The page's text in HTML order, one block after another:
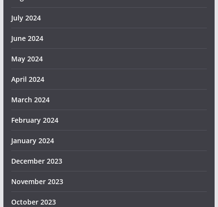
July 2024
June 2024
May 2024
April 2024
March 2024
February 2024
January 2024
December 2023
November 2023
October 2023